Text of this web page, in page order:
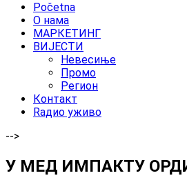
Početna
O нама
МАРКЕТИНГ
ВИЈЕСТИ
Невесиње
Промо
Регион
Контакт
Rадио уживо
-->
У МЕД ИМПАКТУ